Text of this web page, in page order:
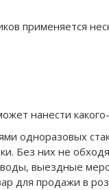
применяется
нанести
одноразовых
Без них не
выездные
для продажи в